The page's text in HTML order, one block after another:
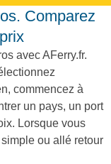
avec AFerry.fr.
commencez à
un pays, un port
Lorsque vous
ou allé retour